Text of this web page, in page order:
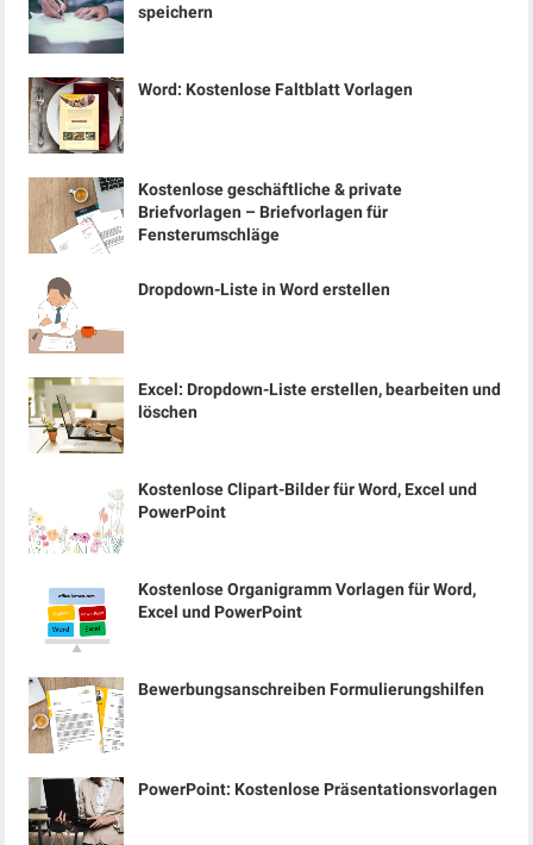
speichern
Word: Kostenlose Faltblatt Vorlagen
Kostenlose geschäftliche & private
Briefvorlagen – Briefvorlagen für
Fensterumschläge
Dropdown-Liste in Word erstellen
Excel: Dropdown-Liste erstellen, bearbeiten und
löschen
Kostenlose Clipart-Bilder für Word, Excel und
PowerPoint
Kostenlose Organigramm Vorlagen für Word,
Excel und PowerPoint
Bewerbungsanschreiben Formulierungshilfen
PowerPoint: Kostenlose Präsentationsvorlagen